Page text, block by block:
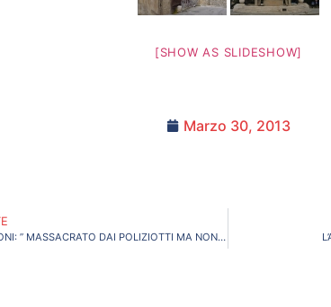
[SHOW AS SLIDESHOW]
Marzo 30, 2013
PAOLO SCARONI: ” MASSACRATO DAI POLIZIOTTI MA NON DA QUELLI INDAGATI”